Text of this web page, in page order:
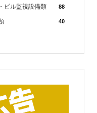
ビル監視設備類 88
40